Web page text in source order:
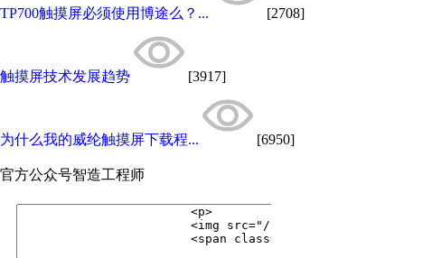
TP700触摸屏必须使用博途么？... [2708]
触摸屏技术发展趋势 [3917]
为什么我的威纶触摸屏下载程... [6950]
官方公众号智造工程师